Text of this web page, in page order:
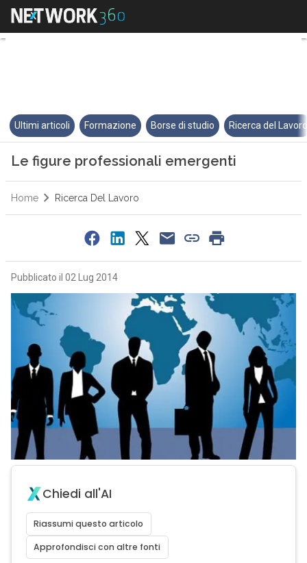
Le figure professionali
Ultimi articoli Formazione Borse di studio Ricerca del
Le figure professionali emergenti
Home Ricerca Del Lavoro
Pubblicato il 02 Lug 2014
Chiedi all'AI
Riassumi questo articolo
Approfondisci con altre fonti